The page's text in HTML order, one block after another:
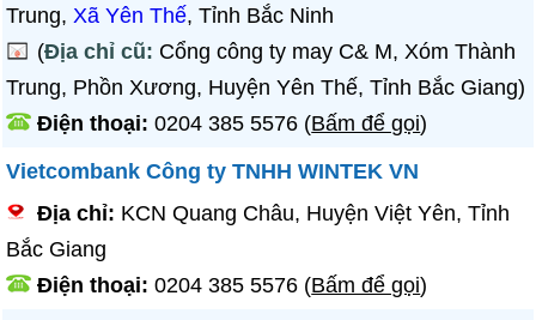
Trung,Xã Yên Thế, Tỉnh Bắc Ninh
(Địa chỉ cũ: Cổng công ty may C& M, Xóm Thành
Trung, Phồn Xương, Huyện Yên Thế, Tỉnh Bắc Giang)
Điện thoại:0204 385 5576 (Bấm để gọi)
Vietcombank Công ty TNHH WINTEK VN
Địa chỉ: KCN Quang Châu, Huyện Việt Yên, Tỉnh
Bắc Giang
Điện thoại:0204 385 5576 (Bấm để gọi)